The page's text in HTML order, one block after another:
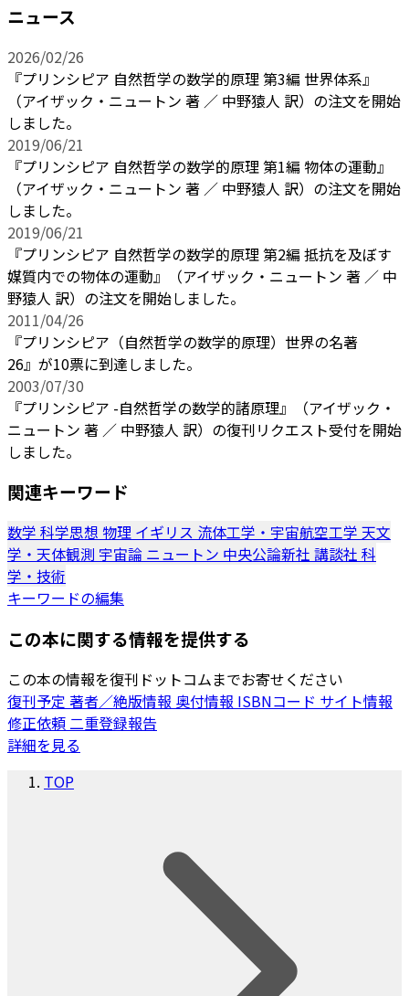
ニュース
2026/02/26
『プリンシピア 自然哲学の数学的原理 第3編 世界体系』
（アイザック・ニュートン 著 ／ 中野猿人 訳）の注文を開始
しました。
2019/06/21
『プリンシピア 自然哲学の数学的原理 第1編 物体の運動』
（アイザック・ニュートン 著 ／ 中野猿人 訳）の注文を開始
しました。
2019/06/21
『プリンシピア 自然哲学の数学的原理 第2編 抵抗を及ぼす
媒質内での物体の運動』（アイザック・ニュートン 著 ／ 中
野猿人 訳）の注文を開始しました。
2011/04/26
『プリンシピア（自然哲学の数学的原理）世界の名著
26』が10票に到達しました。
2003/07/30
『プリンシピア -自然哲学の数学的諸原理』（アイザック・
ニュートン 著 ／ 中野猿人 訳）の復刊リクエスト受付を開始
しました。
関連キーワード
数学 科学思想 物理 イギリス 流体工学・宇宙航空工学 天文
学・天体観測 宇宙論 ニュートン 中央公論新社 講談社 科
学・技術
キーワードの編集
この本に関する情報を提供する
この本の情報を復刊ドットコムまでお寄せください
復刊予定 著者／絶版情報 奥付情報 ISBNコード サイト情報
修正依頼 二重登録報告
詳細を見る
TOP